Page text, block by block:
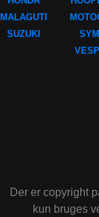
MALAGUTI
SUZUKI
SYM
Der er copyright
kun bruges